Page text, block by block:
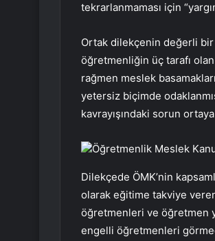
tekrarlanmaması için
Ortak dilekçenin değerli
öğretmenliğin üç tarafı
rağmen meslek
yetersiz biçimde
kavrayışındaki sorun
Öğretmenlik Meslek
Dilekçede ÖMK’nin
olarak eğitime takviye
öğretmenleri ve öğretmen
engelli öğretmenleri